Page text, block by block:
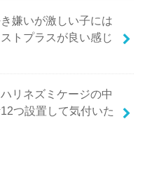
き嫌いが激しい子には
トプラスが良い感じ
リネズミケージの中
つ設置して気付いた